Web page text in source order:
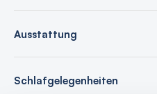
Ausstattung
Schlafgelegenheiten